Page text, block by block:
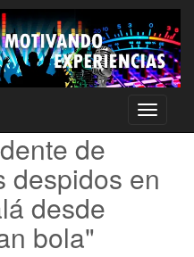
Toggle
de
despidos en
desde
bola"